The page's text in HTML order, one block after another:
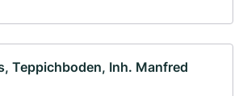
Teppichboden, Inh. Manfred